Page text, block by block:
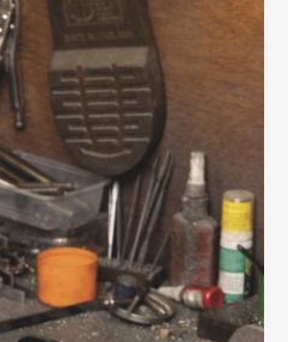
Lifestyle
Magazine
About
Meet